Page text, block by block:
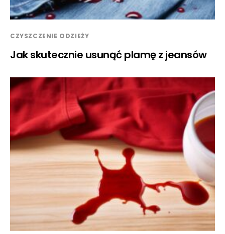
CZYSZCZENIE ODZIEŻY
Jak skutecznie usunąć plamę z jeansów